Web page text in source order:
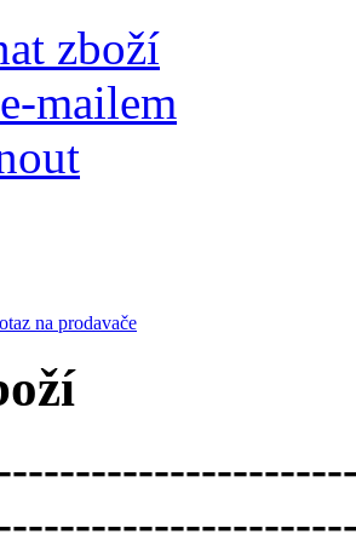
zboží
mailem
na prodavače